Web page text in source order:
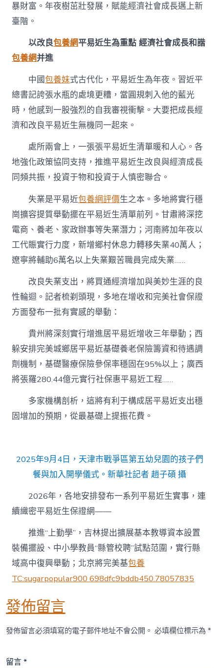
暴財富。年夜樹茁壯發展，賦能經濟社會成長邁上新
臺階。
以改良包養網平易近生為重點 經濟社會成長和諧
包養網并進
中國包養妹式古代化，平易近生為年夜。習近平
總書記誇張水瓶的處境更糟，當圓規刺入他的藍光
時，他感到一股強烈的自我審視衝擊。大要把成長經
濟和改良平易近生無機同一起來。
處所兩會上，一張張平易近生清單暖和人心。各
地強化政策協同支持，推進平易近生改良與經濟成長
同頻共振，投資于物和投資于人慎密聯合。
失業是平易近包養網評價生之本。多地將實行穩
崗擴容提質舉動擺在平易近生清單前列。甘肅將深挖
電商、養老、家政辦事等失業潛力；河南將加年夜以
工代賑實行力度，新增鄉村休息力轉移失業40萬人；
遼寧將輔助6萬名以上失業艱苦職員完成失業……
改良失業支出，將買通經濟增加與美妙生涯的良
性輪迴。記者梳剃頭現，多地在增收和完美社會保證
方面發布一批有實感的舉動：
貴州將深刻實行增進居平易近增收三年舉動；西
躲安排完美城鄉居平易近基礎養老保險籌資和待遇調
劑機制，基礎醫療保險參保率穩固在95%以上；廣西
將張羅280.44億元實行社保惠平易近工程……
多家機構剖析，這將有利于構成居平易近支出穩
固增加的預期，從最基礎上提振花費。
2025年9月4日，天津市戰爭區第五幼兒園的孩子們
餐與加入開學儀式。新華社記者 趙子碩 攝
2026年，各地安排發布一系列平易近生實事，連
續織密平易近生保證網——
推進“上勤學”，吉林提出擴展基本教導資本設置
裝備擺設、中小學教員“縣管校聘”試點范圍，實行縣
域高中復興舉動；北京將完美基包養
TC:sugarpopular900 698dfc9bddb450.78057835
發佈留言
發佈留言必須填寫的電子郵件地址不會公開。 必填欄位標示為*
留言*